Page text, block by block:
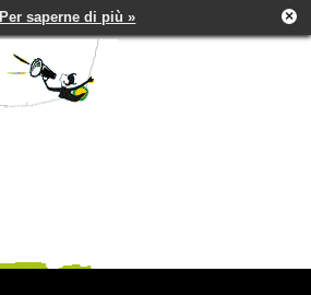
Per saperne di più » ×